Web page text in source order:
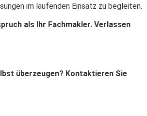
im laufenden Einsatz zu begleiten.
als Ihr Fachmakler. Verlassen
überzeugen? Kontaktieren Sie